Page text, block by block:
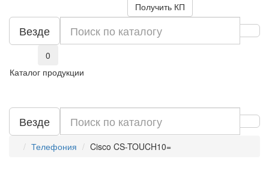
Получить КП
Везде
0
Каталог продукции
Везде
Телефония Cisco CS-TOUCH10=